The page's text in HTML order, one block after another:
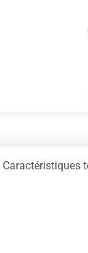
Caractéristiques